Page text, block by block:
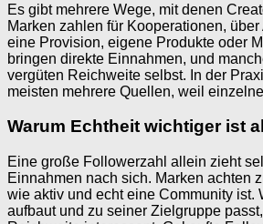
Es gibt mehrere Wege, mit denen
Marken zahlen für Kooperationen,
eine Provision, eigene Produkte oder
bringen direkte Einnahmen, und
vergüten Reichweite selbst. In der
meisten mehrere Quellen, weil
Warum Echtheit wichtiger ist
Eine große Followerzahl allein zieht
Einnahmen nach sich. Marken achten
wie aktiv und echt eine Community ist.
aufbaut und zu seiner Zielgruppe